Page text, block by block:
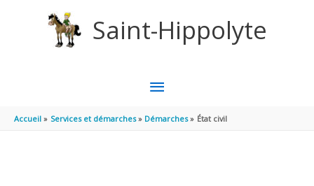
Saint-Hippolyte
MENU
PRINCIPAL
Accueil Services et démarches Démarches État civil